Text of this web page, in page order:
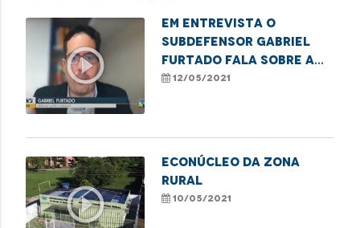
play_circle_outline
Em entrevista o
subdefensor Gabriel
Furtado fala sobre a
Tarifa Social de
12/05/2021
play_circle_outline
Econúcleo da Zona
Rural
10/05/2021